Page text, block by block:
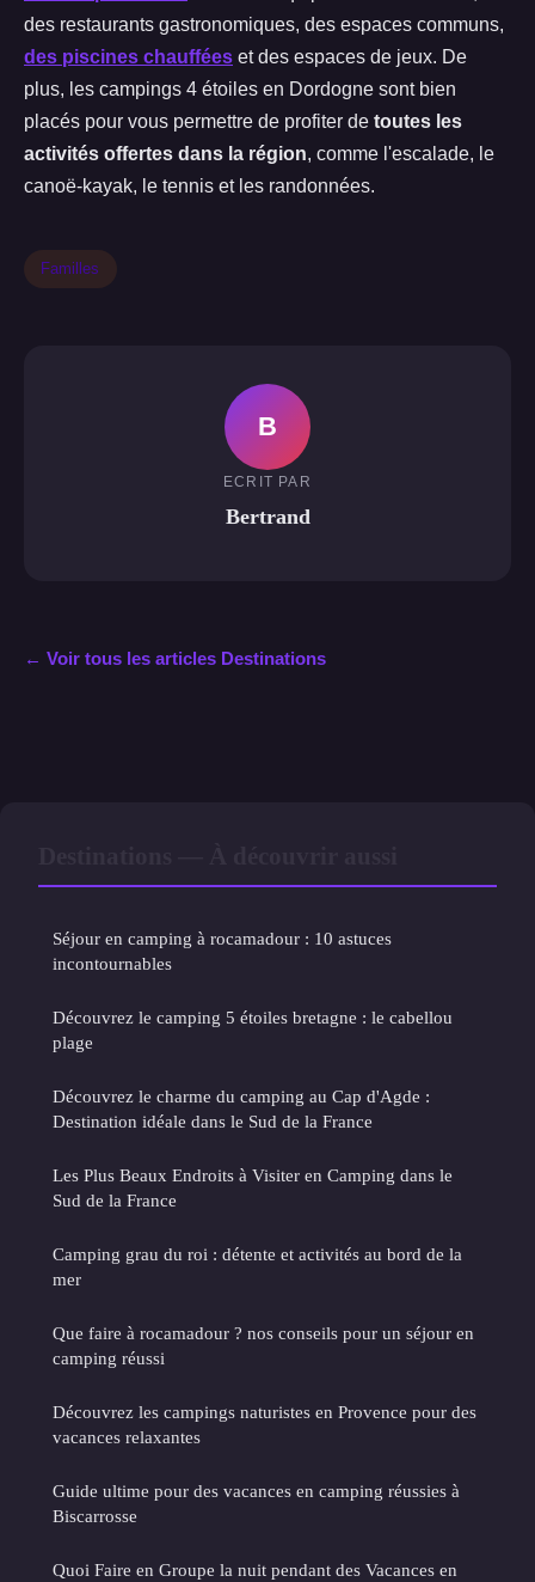
des restaurants gastronomiques, des espaces communs,
des piscines chauffées et des espaces de jeux. De
plus, les campings 4 étoiles en Dordogne sont bien
placés pour vous permettre de profiter de toutes les
activités offertes dans la région, comme l'escalade, le
canoë-kayak, le tennis et les randonnées.
Familles
B
ECRIT PAR
Bertrand
← Voir tous les articles Destinations
Séjour en camping à rocamadour : 10 astuces
incontournables
Découvrez le camping 5 étoiles bretagne : le cabellou
plage
Découvrez le charme du camping au Cap d'Agde :
Destination idéale dans le Sud de la France
Les Plus Beaux Endroits à Visiter en Camping dans le
Sud de la France
Camping grau du roi : détente et activités au bord de la
mer
Que faire à rocamadour ? nos conseils pour un séjour en
camping réussi
Découvrez les campings naturistes en Provence pour des
vacances relaxantes
Guide ultime pour des vacances en camping réussies à
Biscarrosse
Quoi Faire en Groupe la nuit pendant des Vacances en